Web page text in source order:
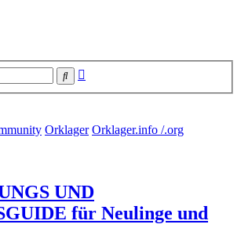
Suche
Orklager Orklager.info /.org
UND
für Neulinge und